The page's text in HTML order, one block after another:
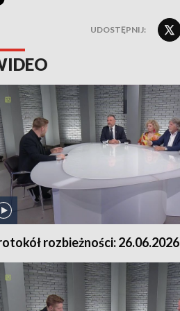
UDOSTĘPNIJ:
rozbieżności: 26.06.2026